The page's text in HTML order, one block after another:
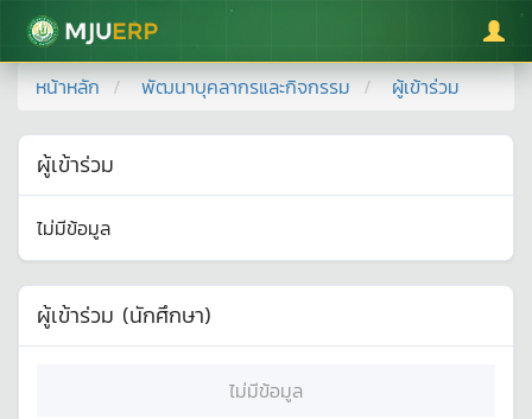
มหาวิทยาลัยแม่โจ้
หน้าหลัก พัฒนาบุคลากรและกิจกรรม ผู้เข้าร่วม
ผู้เข้าร่วม
ไม่มีข้อมูล
ผู้เข้าร่วม (นักศึกษา)
ไม่มีข้อมูล